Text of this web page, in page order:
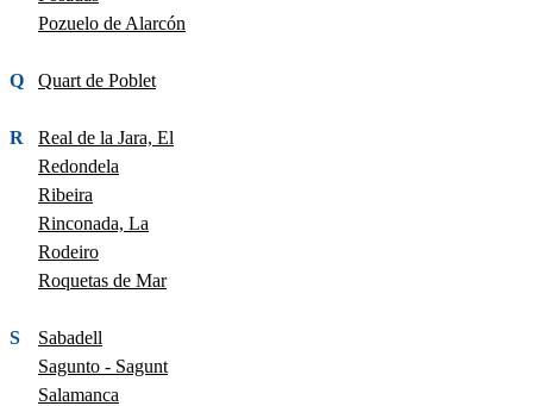
Pozuelo de Alarcón
Q Quart de Poblet
R
Real de la Jara, El
Redondela
Ribeira
Rinconada, La
Rodeiro
Roquetas de Mar
S
Sabadell
Sagunto - Sagunt
Salamanca